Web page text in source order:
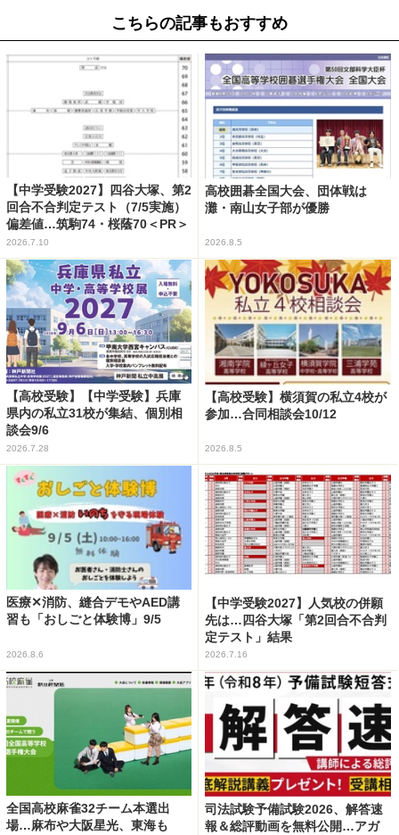
こちらの記事もおすすめ
【中学受験2027】四谷大塚、第2
回合不合判定テスト（7/5実施）
偏差値…筑駒74・桜蔭70＜PR＞
2026.7.10
高校囲碁全国大会、団体戦は
灘・南山女子部が優勝
2026.8.5
【高校受験】【中学受験】兵庫
県内の私立31校が集結、個別相
談会9/6
2026.7.28
【高校受験】横須賀の私立4校が
参加…合同相談会10/12
2026.8.5
医療✕消防、縫合デモやAED講
習も「おしごと体験博」9/5
2026.8.6
【中学受験2027】人気校の併願
先は…四谷大塚「第2回合不合判
定テスト」結果
2026.7.16
全国高校麻雀32チーム本選出
場…麻布や大阪星光、東海も
司法試験予備試験2026、解答速
報＆総評動画を無料公開…アガ